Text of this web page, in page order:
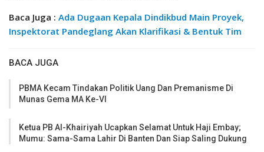
Baca Juga : Ada Dugaan Kepala Dindikbud Main Proyek,
Inspektorat Pandeglang Akan Klarifikasi & Bentuk Tim
BACA JUGA
PBMA Kecam Tindakan Politik Uang Dan Premanisme Di
Munas Gema MA Ke-VI
Ketua PB Al-Khairiyah Ucapkan Selamat Untuk Haji Embay;
Mumu: Sama-Sama Lahir Di Banten Dan Siap Saling Dukung